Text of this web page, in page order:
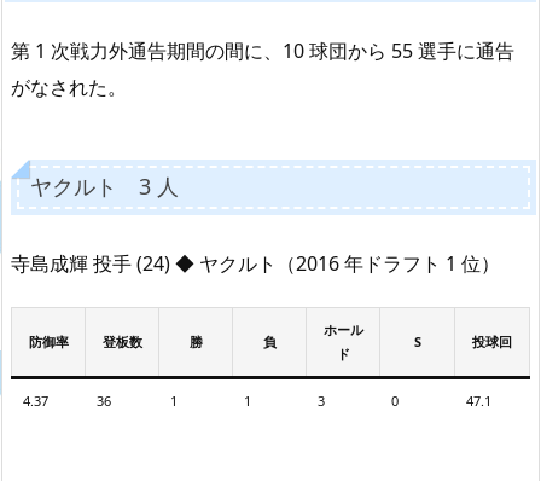
第 1 次戦力外通告期間の間に、10 球団から 55 選手に通告
がなされた。
ヤクルト 3 人
寺島成輝 投手 (24) ◆ ヤクルト（2016 年ドラフト 1 位）
防御率 登板数 勝 負
ホール
ド
S 投球回
4.37 36 1 1 3 0 47.1